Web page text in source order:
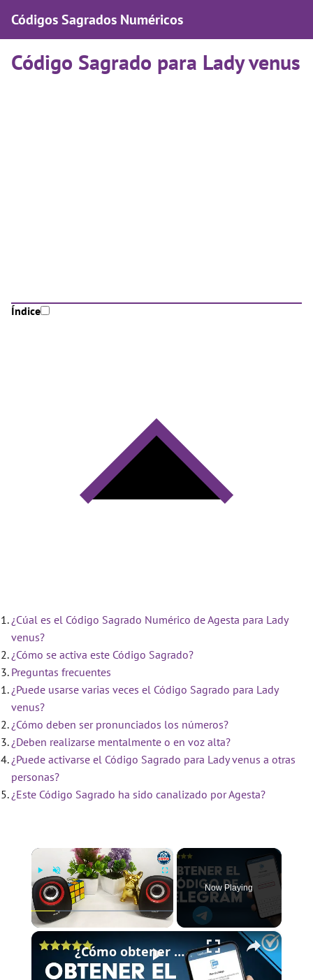
Códigos Sagrados Numéricos
Código Sagrado para Lady venus
Índice
¿Cúal es el Código Sagrado Numérico de Agesta para Lady
venus?
¿Cómo se activa este Código Sagrado?
Preguntas frecuentes
¿Puede usarse varias veces el Código Sagrado para Lady
venus?
¿Cómo deben ser pronunciados los números?
¿Deben realizarse mentalmente o en voz alta?
¿Puede activarse el Código Sagrado para Lady venus a otras
personas?
¿Este Código Sagrado ha sido canalizado por Agesta?
×
Now Playing
×
¿Cómo obtener mi código de verificación de TELEGRAM si no me llega?